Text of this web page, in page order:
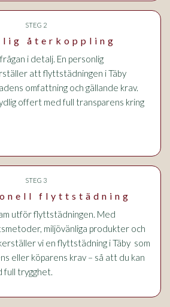
STEG 2
återkoppling
i detalj. En personlig
att flyttstädningen i Täby
omfattning och gällande krav.
offert med full transparens kring
STEG 3
flyttstädning
utför flyttstädningen. Med
miljövänliga produkter och
vi en flyttstädning i Täby som
eller köparens krav – så att du kan
full trygghet.